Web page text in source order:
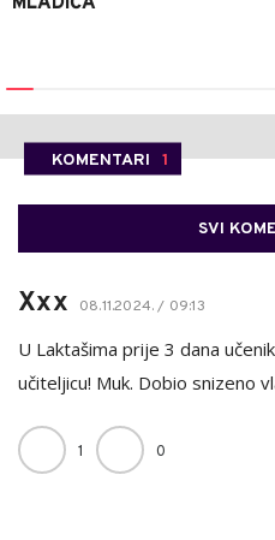
KOMENTARI 1
SVI
Xxx 08.11.2024. / 09:13
U Laktašima prije 3 dana
učiteljicu! Muk. Dobio snizeno
1 0